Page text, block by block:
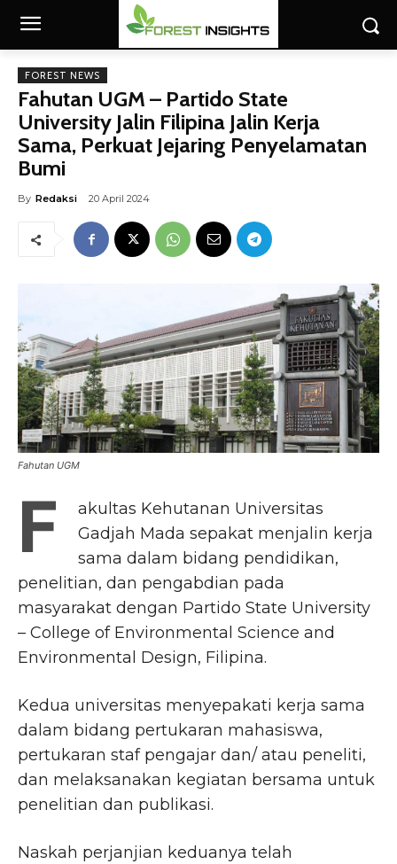
FOREST NEWS
Fahutan UGM – Partido State
University Jalin Filipina Jalin Kerja
Sama, Perkuat Jejaring Penyelamatan
Bumi
By Redaksi 20 April 2024
Fahutan UGM
F
akultas Kehutanan Universitas
Gadjah Mada sepakat menjalin kerja
sama dalam bidang pendidikan,
penelitian, dan pengabdian pada
masyarakat dengan Partido State University
– College of Environmental Science and
Environmental Design, Filipina.
Kedua universitas menyepakati kerja sama
dalam bidang pertukaran mahasiswa,
pertukaran staf pengajar dan/ atau peneliti,
dan melaksanakan kegiatan bersama untuk
penelitian dan publikasi.
Naskah perjanjian keduanya telah